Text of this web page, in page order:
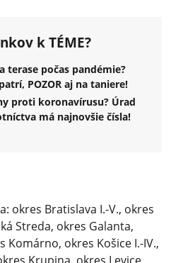
k TÉME?
terase počas pandémie?
POZOR aj na taniere!
proti koronavírusu? Úrad
má najnovšie čísla!
okres Bratislava I.-V., okres
Streda, okres Galanta,
Komárno, okres Košice I.-IV.,